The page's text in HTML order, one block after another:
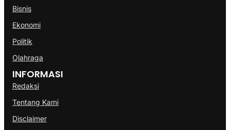
Bisnis
Ekonomi
Politik
Olahraga
INFORMASI
Redaksi
Tentang Kami
Disclaimer